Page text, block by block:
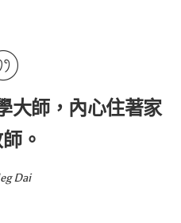
大師，內心住著家
。
Dai